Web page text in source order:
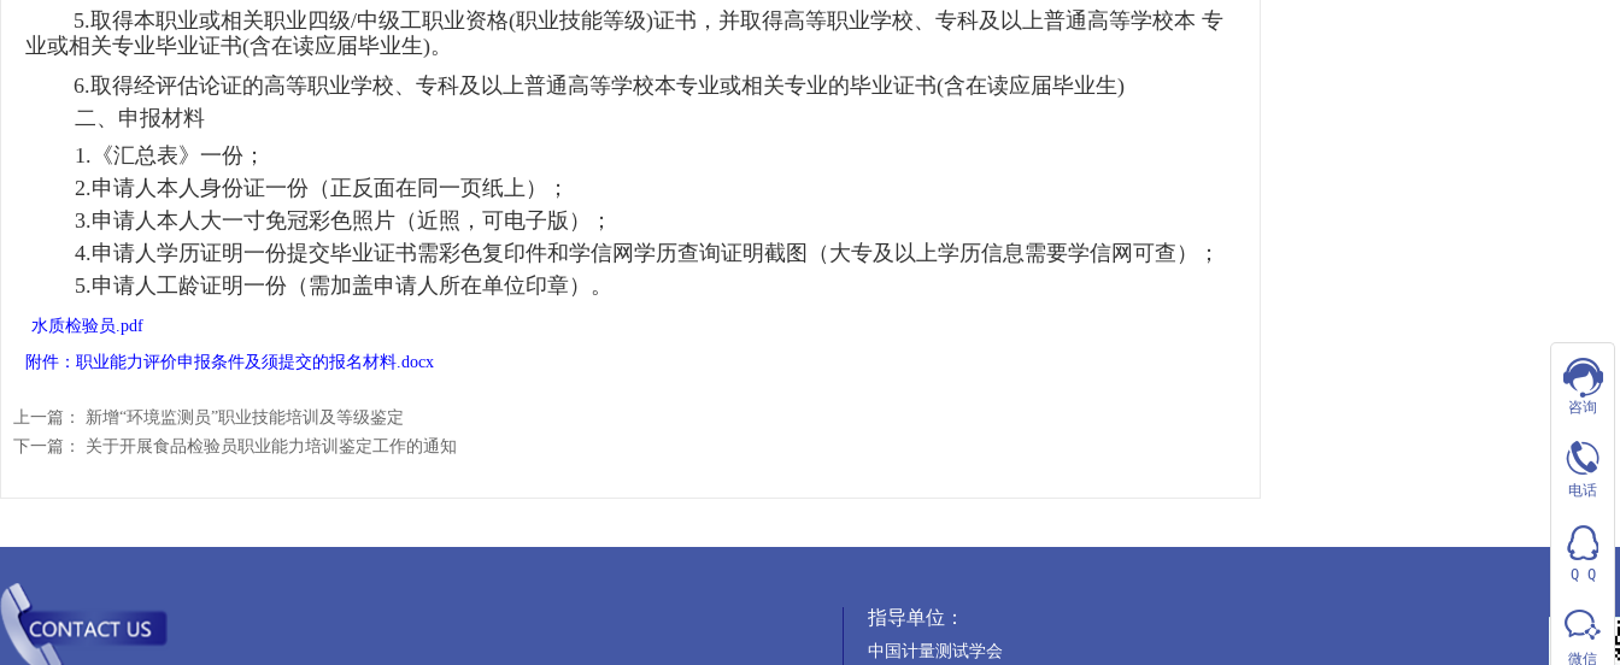
5.取得本职业或相关职业四级/中级工职业资格(职业技能等级)证书，并取得高等职业学校、专科及以上普通高等学校本 专
业或相关专业毕业证书(含在读应届毕业生)。
6.取得经评估论证的高等职业学校、专科及以上普通高等学校本专业或相关专业的毕业证书(含在读应届毕业生)
二、申报材料
1.《汇总表》一份；
2.申请人本人身份证一份（正反面在同一页纸上）；
3.申请人本人大一寸免冠彩色照片（近照，可电子版）；
4.申请人学历证明一份提交毕业证书需彩色复印件和学信网学历查询证明截图（大专及以上学历信息需要学信网可查）；
5.申请人工龄证明一份（需加盖申请人所在单位印章）。
水质检验员.pdf
附件：职业能力评价申报条件及须提交的报名材料.docx
上一篇： 新增“环境监测员”职业技能培训及等级鉴定
下一篇： 关于开展食品检验员职业能力培训鉴定工作的通知
指导单位：
中国计量测试学会
咨询
电话
0311-
80733197
Q Q
微信